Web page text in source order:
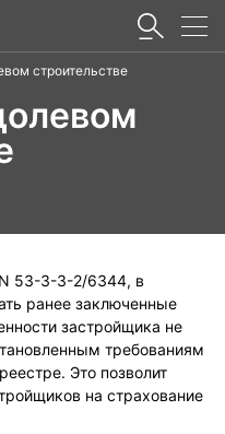
строительстве
53-3-3-2/6344, в
ранее заключенные
застройщика не
требованиям
Это позволит
на страхование